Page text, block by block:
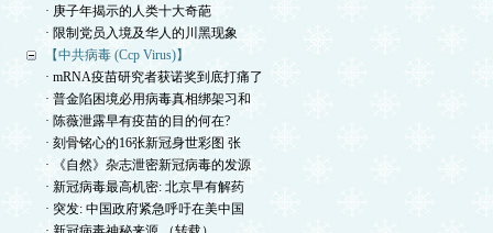
· 庚子年揭示的人类十大奇葩
· 限制党员入境及华人的川黑现象
【中共病毒 (Ccp Virus)】
· mRNA疫苗研究者获诺奖到底打痛了
· 普金陷困境必用病毒真相绑架习和
· 陈薇泄露早有疫苗的目的何在?
· 刻骨铭心的16张新冠身世彩图 张
· 《自然》杂志泄密新冠病毒的发源
· 新冠病毒最高机密: 北京早有解药
· 突发: 中国政府紧急呼吁在美中国